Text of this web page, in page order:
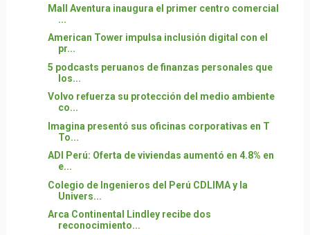
Mall Aventura inaugura el primer centro comercial
...
American Tower impulsa inclusión digital con el
pr...
5 podcasts peruanos de finanzas personales que
los...
Volvo refuerza su protección del medio ambiente
co...
Imagina presentó sus oficinas corporativas en T
To...
ADI Perú: Oferta de viviendas aumentó en 4.8% en
e...
Colegio de Ingenieros del Perú CDLIMA y la
Univers...
Arca Continental Lindley recibe dos
reconocimiento...